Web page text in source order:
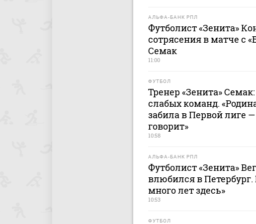
АЛЬФА-БАНК РПЛ
Футболист «Зенита»
сотрясения в матче с
Семак
11:00
ФУТБОЛ
Тренер «Зенита»
слабых команд.
забила в Первой лиге
говорит»
10:58
АЛЬФА-БАНК РПЛ
Футболист «Зенита»
влюбился в
много лет здесь»
10:53
ФУТБОЛ